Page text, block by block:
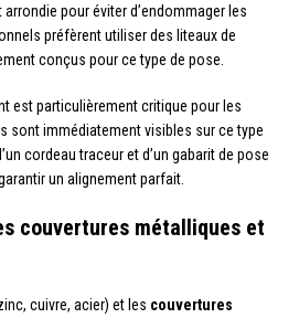
pour éviter d’endommager les
préfèrent utiliser des liteaux de
conçus pour ce type de pose.
est particulièrement critique pour les
sont immédiatement visibles sur ce type
cordeau traceur et d’un gabarit de pose
un alignement parfait.
couvertures métalliques et
cuivre, acier) et les couvertures